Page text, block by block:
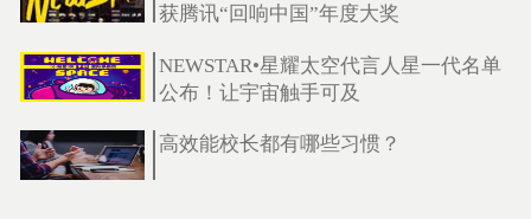
获腾讯“回响中国”年度大奖
NEWSTAR•星耀太空代言人星一代名单
公布！让宇宙触手可及
高效能校长都有哪些习惯？